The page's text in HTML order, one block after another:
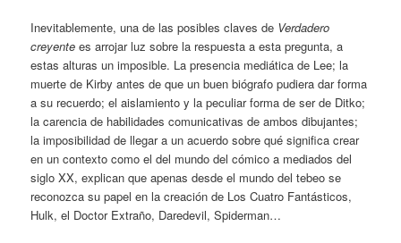
Inevitablemente, una de las posibles claves de Verdadero
creyente es arrojar luz sobre la respuesta a esta pregunta, a
estas alturas un imposible. La presencia mediática de Lee; la
muerte de Kirby antes de que un buen biógrafo pudiera dar forma
a su recuerdo; el aislamiento y la peculiar forma de ser de Ditko;
la carencia de habilidades comunicativas de ambos dibujantes;
la imposibilidad de llegar a un acuerdo sobre qué significa crear
en un contexto como el del mundo del cómico a mediados del
siglo XX, explican que apenas desde el mundo del tebeo se
reconozca su papel en la creación de Los Cuatro Fantásticos,
Hulk, el Doctor Extraño, Daredevil, Spiderman…